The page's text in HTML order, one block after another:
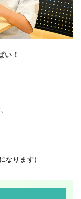
い！
なります）